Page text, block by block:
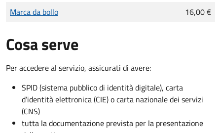
Tipo di pagamento
Importo
Marca da bollo 16,00 €
Cosa serve
Per accedere al servizio, assicurati di avere:
SPID (sistema pubblico di identità digitale), carta
d’identità elettronica (CIE) o carta nazionale dei servizi
(CNS)
tutta la documentazione prevista per la presentazione